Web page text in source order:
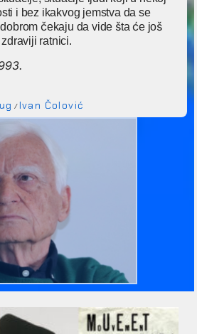
i bez ikakvog jemstva da se
čekaju da vide šta će još
ratnici.
/Ivan Čolović